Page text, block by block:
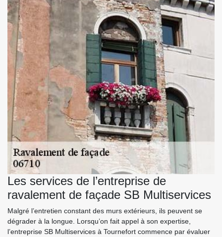
Les services de l’entreprise de
ravalement de façade SB Multiservices
Malgré l’entretien constant des murs extérieurs, ils peuvent se
dégrader à la longue. Lorsqu’on fait appel à son expertise,
l’entreprise SB Multiservices à Tournefort commence par évaluer